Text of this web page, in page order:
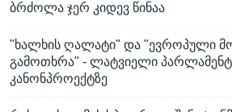
ბრძოლა ჯერ კიდევ წინაა
"ხალხის ღალატი" და "ევროპული
გამოთხრა" - ლატვიელი
კანონპროექტზე